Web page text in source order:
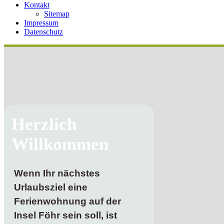
Kontakt
Sitemap
Impressum
Datenschutz
Herzlich
Willkommen
Wenn Ihr nächstes
Urlaubsziel eine
Ferienwohnung auf der
Insel Föhr sein soll, ist